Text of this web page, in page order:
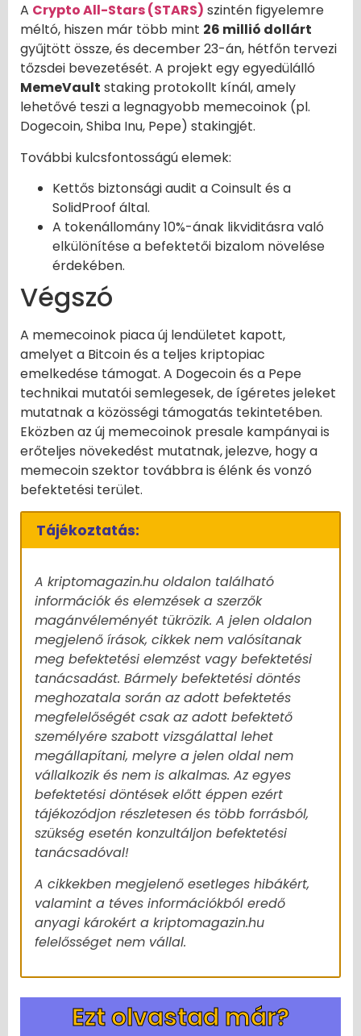
A Crypto All-Stars (STARS) szintén figyelemre
méltó, hiszen már több mint 26 millió dollárt
gyűjtött össze, és december 23-án, hétfőn tervezi
tőzsdei bevezetését. A projekt egy egyedülálló
MemeVault staking protokollt kínál, amely
lehetővé teszi a legnagyobb memecoinok (pl.
Dogecoin, Shiba Inu, Pepe) stakingjét.
További kulcsfontosságú elemek:
Kettős biztonsági audit a Coinsult és a
SolidProof által.
A tokenállomány 10%-ának likviditásra való
elkülönítése a befektetői bizalom növelése
érdekében.
Végszó
A memecoinok piaca új lendületet kapott,
amelyet a Bitcoin és a teljes kriptopiac
emelkedése támogat. A Dogecoin és a Pepe
technikai mutatói semlegesek, de ígéretes jeleket
mutatnak a közösségi támogatás tekintetében.
Eközben az új memecoinok presale kampányai is
erőteljes növekedést mutatnak, jelezve, hogy a
memecoin szektor továbbra is élénk és vonzó
befektetési terület.
Tájékoztatás:
A kriptomagazin.hu oldalon található
információk és elemzések a szerzők
magánvéleményét tükrözik. A jelen oldalon
megjelenő írások, cikkek nem valósítanak
meg befektetési elemzést vagy befektetési
tanácsadást. Bármely befektetési döntés
meghozatala során az adott befektetés
megfelelőségét csak az adott befektető
személyére szabott vizsgálattal lehet
megállapítani, melyre a jelen oldal nem
vállalkozik és nem is alkalmas. Az egyes
befektetési döntések előtt éppen ezért
tájékozódjon részletesen és több forrásból,
szükség esetén konzultáljon befektetési
tanácsadóval!
A cikkekben megjelenő esetleges hibákért,
valamint a téves információkból eredő
anyagi károkért a kriptomagazin.hu
felelősséget nem vállal.
Ezt olvastad már?